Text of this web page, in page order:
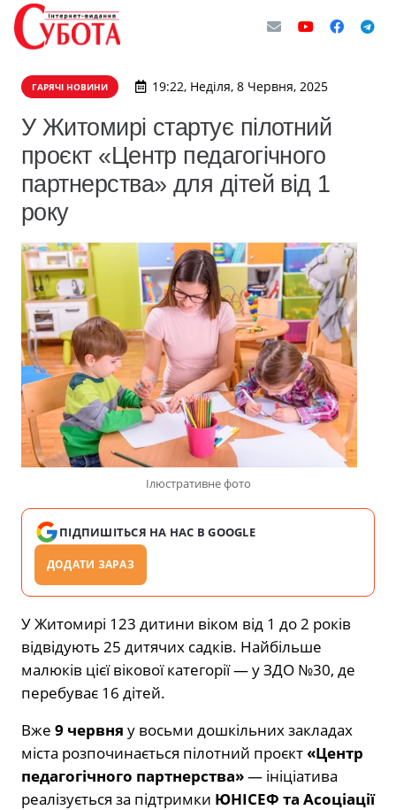
ГАРЯЧІ НОВИНИ 19:22, Неділя, 8 Червня, 2025
У Житомирі стартує пілотний
проєкт «Центр педагогічного
партнерства» для дітей від 1
року
Ілюстративне фото
ПІДПИШІТЬСЯ НА НАС В GOOGLE
ДОДАТИ ЗАРАЗ
У Житомирі 123 дитини віком від 1 до 2 років
відвідують 25 дитячих садків. Найбільше
малюків цієї вікової категорії — у ЗДО №30, де
перебуває 16 дітей.
Вже 9 червня у восьми дошкільних закладах
міста розпочинається пілотний проєкт«Центр
педагогічного партнерства»— ініціатива
реалізується за підтримки ЮНІСЕФ та Асоціації